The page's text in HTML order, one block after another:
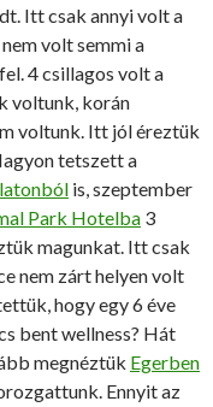
Itt csak annyi volt a
volt semmi a
4 csillagos volt a
voltunk, korán
voltunk. Itt jól éreztük
tetszett a
is, szeptember
Park Hotelba 3
magunkat. Itt csak
nem zárt helyen volt
hogy egy 6 éve
bent wellness? Hát
megnéztük Egerben
Ennyit az